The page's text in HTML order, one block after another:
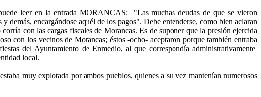
leer en la entrada MORANCAS: "Las muchas deudas de que se vieron
encargándose aquél de los pagos". Debe entenderse, como bien aclaran
con las cargas fiscales de Morancas. Es de suponer que la presión ejercida
con los vecinos de Morancas; éstos -ocho- aceptaron porque también entraba
del Ayuntamiento de Enmedio, al que correspondía administrativamente
local.
muy explotada por ambos pueblos, quienes a su vez mantenían numerosos